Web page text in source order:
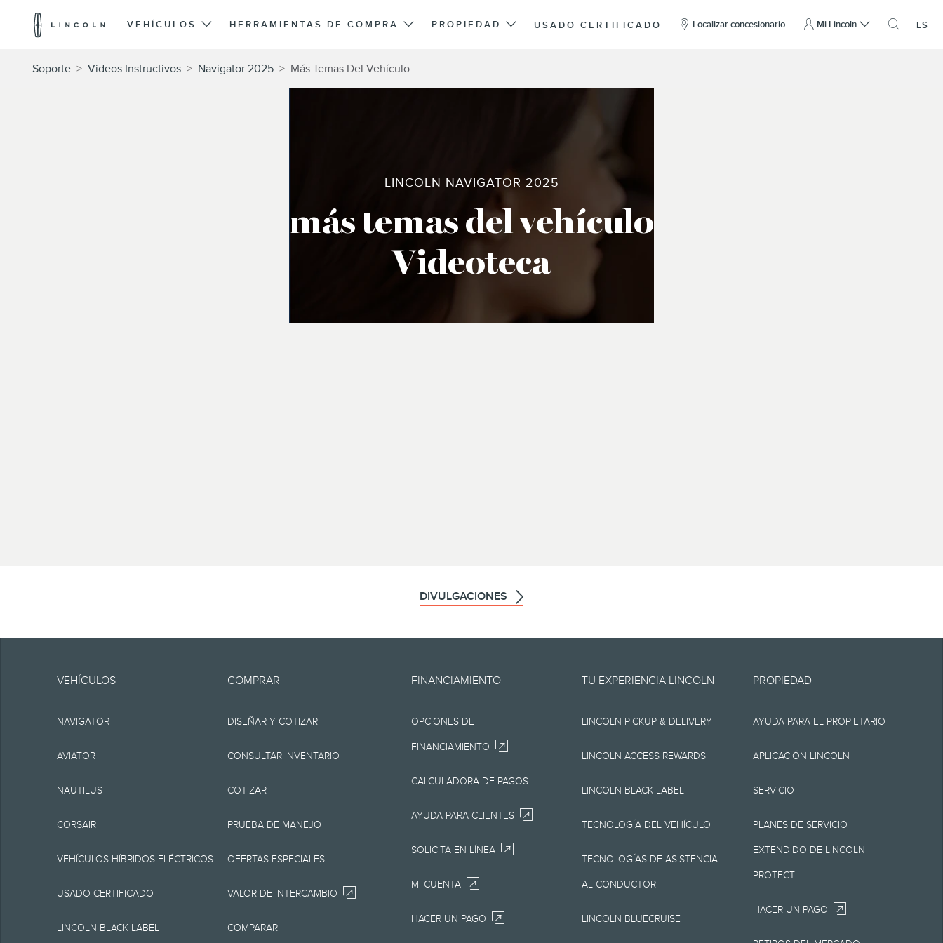
Saltar al contenido
Lincoln
VEHÍCULOS HERRAMIENTAS DE COMPRA PROPIEDAD USADO CERTIFICADO Localizar concesionario Mi Lincoln
para
ES
Soporte > Videos Instructivos > Navigator 2025 > Más Temas Del Vehículo
LINCOLN NAVIGATOR 2025
más temas del vehículo
Videoteca
DIVULGACIONES
Ten en cuenta.
La información se proporciona "en el estado en que se encuentra" y puede
ninguna garantía o representación de ningún tipo, ya sea expresa o
implícita, incluyendo, pero sin limitarse a, la precisión, divisa o veracidad, el
funcionamiento del sitio, la información, los materiales, los contenidos, la
disponibilidad y los productos. Lincoln se reserva el derecho de cambiar las
especificaciones, precios y equipamiento del producto en cualquier
momento sin incurrir en obligaciones. Tu concesionario Lincoln es la mejor
fuente de información actualizada sobre los vehículos Lincoln.
1.
VEHÍCULOS
NAVIGATOR
AVIATOR
NAUTILUS
CORSAIR
VEHÍCULOS HÍBRIDOS ELÉCTRICOS
USADO CERTIFICADO
LINCOLN BLACK LABEL
COMPRAR
DISEÑAR Y COTIZAR
CONSULTAR INVENTARIO
COTIZAR
PRUEBA DE MANEJO
OFERTAS ESPECIALES
VALOR DE INTERCAMBIO
COMPARAR
FINANCIAMIENTO
OPCIONES DE
FINANCIAMIENTO
CALCULADORA DE PAGOS
AYUDA PARA CLIENTES
SOLICITA EN LÍNEA
MI CUENTA
HACER UN PAGO
TU EXPERIENCIA LINCOLN
LINCOLN PICKUP & DELIVERY
LINCOLN ACCESS REWARDS
LINCOLN BLACK LABEL
TECNOLOGÍA DEL VEHÍCULO
TECNOLOGÍAS DE ASISTENCIA
AL CONDUCTOR
LINCOLN BLUECRUISE
PROPIEDAD
AYUDA PARA EL PROPIETARIO
APLICACIÓN LINCOLN
SERVICIO
PLANES DE SERVICIO
EXTENDIDO DE LINCOLN
PROTECT
HACER UN PAGO